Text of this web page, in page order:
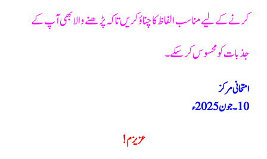
کرنے کے لیے مناسب الفاظ کا چناؤ کریں تاکہ پڑھنے والا بھی آپ کے
جذبات کو محسوس کر سکے۔
امتحانی مرکز
10۔ جون 2025ء
عزیزم!